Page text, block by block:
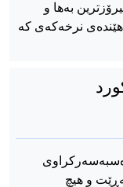
بەها و
نرخەکەی کە
دەسبەسەرکراوی
و هیچ